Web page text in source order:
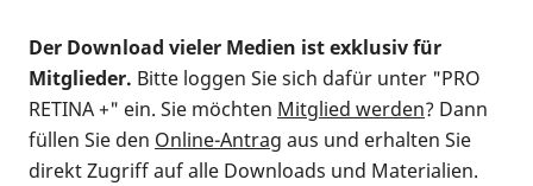
Der Download vieler Medien ist exklusiv für
Mitglieder. Bitte loggen Sie sich dafür unter "PRO
RETINA +" ein. Sie möchten Mitglied werden? Dann
füllen Sie den Online-Antrag aus und erhalten Sie
direkt Zugriff auf alle Downloads und Materialien.